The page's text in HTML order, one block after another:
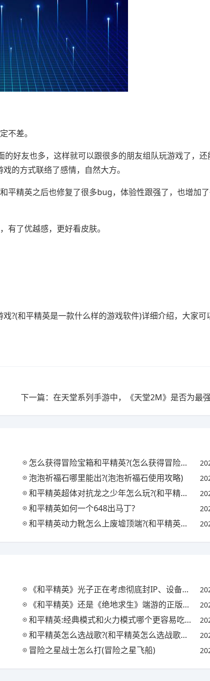
不差。
好友也多，这样就可以跟很多的朋友组队玩游戏了，还
的方式联络了感情，自然大方。
平精英之后也修复了很多bug，体验性跟强了，也增加
有了优越感，更好看皮肤。
?(和平精英是一款什么样的游戏软件)详细介绍，大家可
怎么获得冒险宝箱和平精英?(怎么获得冒险宝箱和平精英碎片)
泡泡祈福石哪里能出?(泡泡祈福石使用攻略)
和平精英超体对抗龙之少年怎么玩?(和平精英龙之队比赛)
和平精英如何一个648出马丁?
和平精英动力靴怎么上废墟顶端?(和平精英动力外骨骼怎么做)
《和平精英》光子正在考虑彻底封IP、设备、身份信息，外挂无处可藏!你怎么看?
《和平精英》还是《绝地求生》端游的正版手游吗?还是和端游绝地求生没有任何关系了?
和平精英:经典模式和火力模式哪个更容易吃鸡，还是一样?(和平精英火力模式攻略)
和平精英怎么选战歌?(和平精英怎么选战歌视频)
冒险之星战士怎么打(冒险之星飞船)